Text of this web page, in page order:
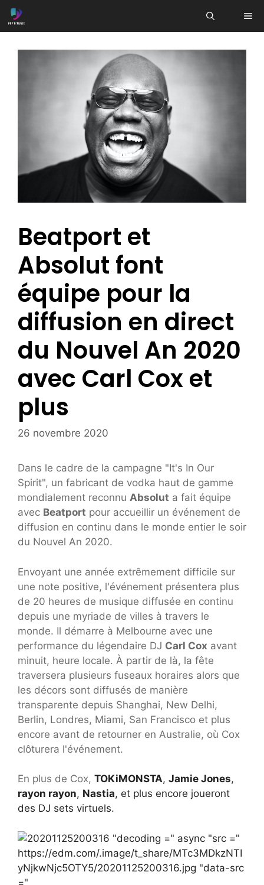
Aller
au
Beatport et
Absolut font
équipe pour la
diffusion en direct
du Nouvel An 2020
avec Carl Cox et
plus
26 novembre 2020
Dans le cadre de la campagne "It's In Our
Spirit", un fabricant de vodka haut de gamme
mondialement reconnu Absolut a fait équipe
avec Beatport pour accueillir un événement de
diffusion en continu dans le monde entier le soir
du Nouvel An 2020.
Envoyant une année extrêmement difficile sur
une note positive, l'événement présentera plus
de 20 heures de musique diffusée en continu
depuis une myriade de villes à travers le
monde. Il démarre à Melbourne avec une
performance du légendaire DJ Carl Cox avant
minuit, heure locale. À partir de là, la fête
traversera plusieurs fuseaux horaires alors que
les décors sont diffusés de manière
transparente depuis Shanghai, New Delhi,
Berlin, Londres, Miami, San Francisco et plus
encore avant de retourner en Australie, où Cox
clôturera l'événement.
En plus de Cox, TOKiMONSTA, Jamie Jones,
rayon rayon, Nastia, et plus encore joueront
des DJ sets virtuels.